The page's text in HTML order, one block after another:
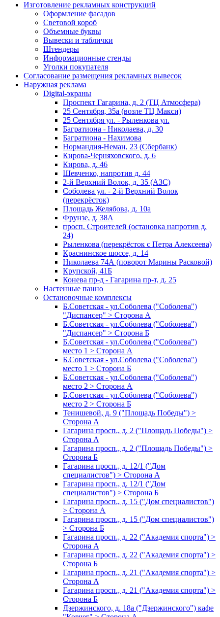
Изготовление рекламных конструкций
Оформление фасадов
Световой короб
Объемные буквы
Вывески и таблички
Штендеры
Информационные стенды
Уголки покупателя
Согласование размещения рекламных вывесок
Наружная реклама
Digital-экраны
Проспект Гагарина, д. 2 (ТЦ Атмосфера)
25 Сентября, 35а (возле ТЦ Макси)
25 Сентября ул. - Рыленкова ул.
Багратиона - Николаева, д. 30
Багратиона - Нахимова
Нормандия-Неман, 23 (Сбербанк)
Кирова-Черняховского, д. 6
Кирова, д. 46
Шевченко, напротив д. 44
2-й Верхний Волок, д. 35 (АЗС)
Соболева ул. - 2-й Верхний Волок
(перекрёсток)
Площадь Желябова, д. 10а
Фрунзе, д. 38А
просп. Строителей (остановка напротив д.
24)
Рыленкова (перекрёсток с Петра Алексеева)
Краснинское шоссе, д. 14
Николаева 74А (поворот Марины Расковой)
Крупской, 41Б
Конева пр-д - Гагарина пр-т, д. 25
Настенные панно
Остановочные комплексы
Б.Советская - ул.Соболева ("Соболева")
"Диспансер" > Сторона А
Б.Советская - ул.Соболева ("Соболева")
"Диспансер" > Сторона Б
Б.Советская - ул.Соболева ("Соболева")
место 1 > Сторона А
Б.Советская - ул.Соболева ("Соболева")
место 1 > Сторона Б
Б.Советская - ул.Соболева ("Соболева")
место 2 > Сторона А
Б.Советская - ул.Соболева ("Соболева")
место 2 > Сторона Б
Тенишевой, д. 9 ("Площадь Победы") >
Сторона А
Гагарина просп., д. 2 ("Площадь Победы") >
Сторона А
Гагарина просп., д. 2 ("Площадь Победы") >
Сторона Б
Гагарина просп., д. 12/1 ("Дом
специалистов") > Сторона А
Гагарина просп., д. 12/1 ("Дом
специалистов") > Сторона Б
Гагарина просп., д. 15 ("Дом специалистов")
> Сторона А
Гагарина просп., д. 15 ("Дом специалистов")
> Сторона Б
Гагарина просп., д. 22 ("Академия спорта") >
Сторона А
Гагарина просп., д. 22 ("Академия спорта") >
Сторона Б
Гагарина просп., д. 21 ("Академия спорта") >
Сторона А
Гагарина просп., д. 21 ("Академия спорта") >
Сторона Б
Дзержинского, д. 18а ("Дзержинского") кафе